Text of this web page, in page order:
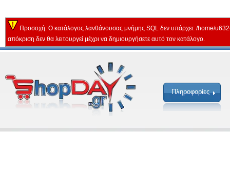
Προσοχή: Ο κατάλογος λανθάνουσας μνήμης SQL δεν υπάρχει: /home/
απόκριση δεν θα λειτουργεί μέχρι να δημιουργήσετε αυτό τον κατάλογο.
Πληροφορίες